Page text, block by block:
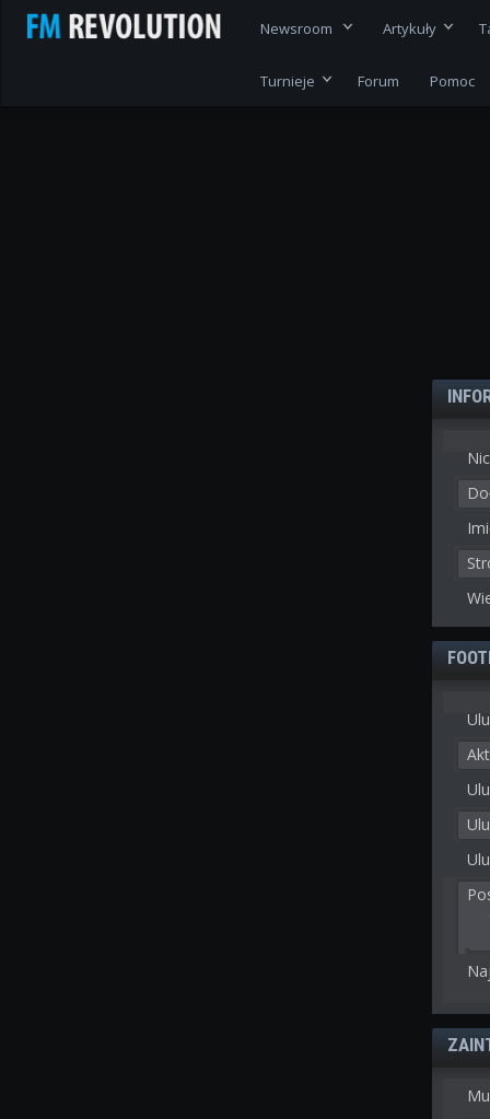
Newsroom Artykuły
Turnieje Forum Pomoc